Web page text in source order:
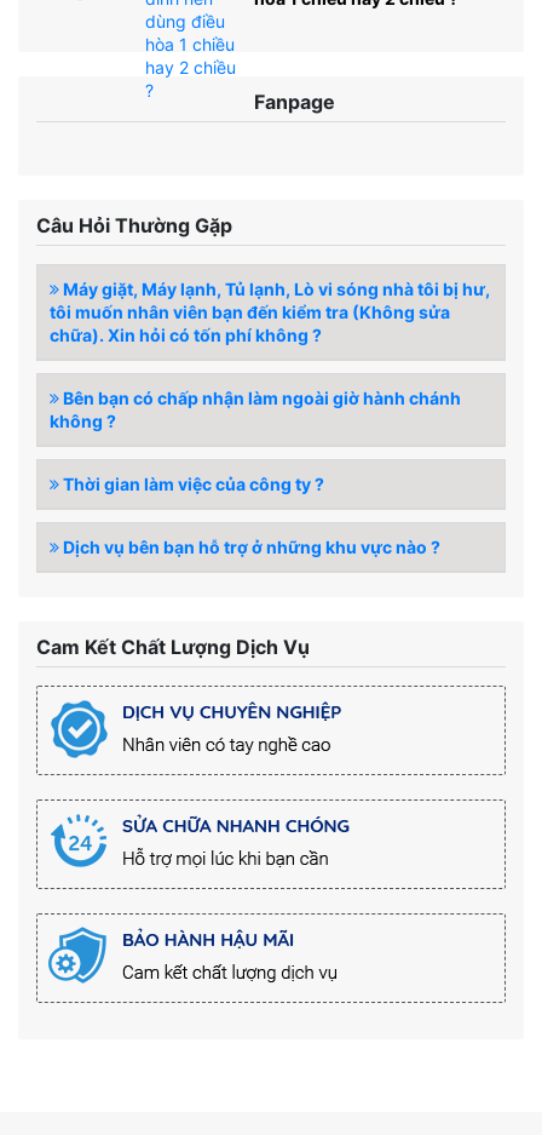
Fanpage
Câu Hỏi Thường Gặp
Máy giặt, Máy lạnh, Tủ lạnh, Lò vi sóng nhà tôi bị hư,
tôi muốn nhân viên bạn đến kiểm tra (Không sửa
chữa). Xin hỏi có tốn phí không ?
Bên bạn có chấp nhận làm ngoài giờ hành chánh
không ?
Thời gian làm việc của công ty ?
Dịch vụ bên bạn hỗ trợ ở những khu vực nào ?
Cam Kết Chất Lượng Dịch Vụ